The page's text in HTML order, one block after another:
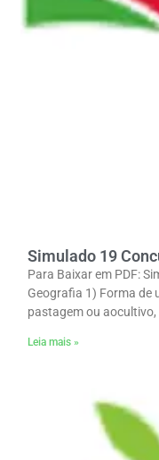
Simulado 19
Para Baixar em PDF:
Geografia 1) Forma de
pastagem ou
Leia mais »